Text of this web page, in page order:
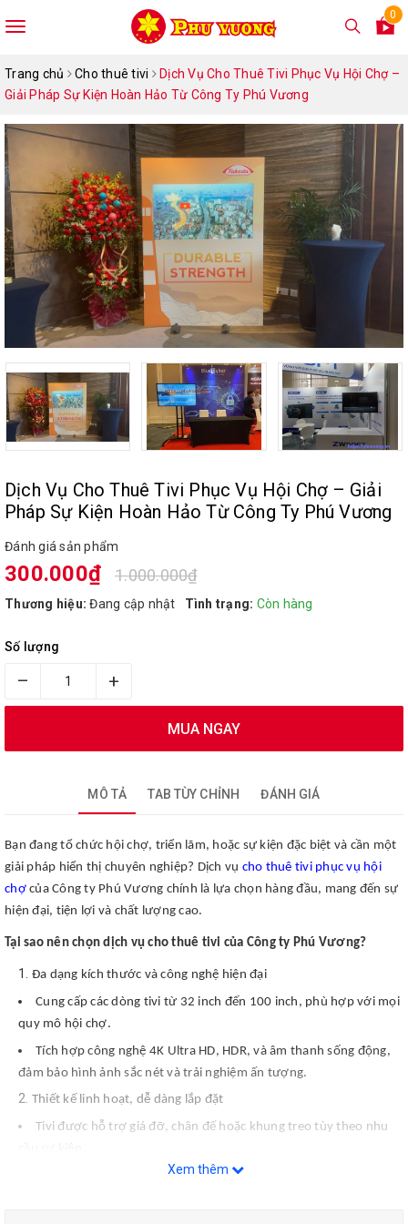
Toggle
0
Trang chủ Cho thuê tivi
Dịch Vụ Cho Thuê Tivi Phục Vụ Hội Chợ –
Giải Pháp Sự Kiện Hoàn Hảo Từ Công Ty Phú Vương
Dịch Vụ Cho Thuê Tivi Phục Vụ Hội Chợ – Giải
Pháp Sự Kiện Hoàn Hảo Từ Công Ty Phú Vương
Đánh giá sản phẩm
300.000₫ 1.000.000₫
Thương hiệu: Đang cập nhật Tình trạng: Còn hàng
Số lượng
– +
MUA NGAY
MÔ TẢ TAB TÙY CHỈNH ĐÁNH GIÁ
Bạn đang tổ chức hội chợ, triển lãm, hoặc sự kiện đặc biệt và cần một
giải pháp hiển thị chuyên nghiệp? Dịch vụ cho thuê tivi phục vụ hội
chợcủa Công ty Phú Vương chính là lựa chọn hàng đầu, mang đến sự
hiện đại, tiện lợi và chất lượng cao.
Tại sao nên chọn dịch vụ cho thuê tivi của Công ty Phú Vương?
Đa dạng kích thước và công nghệ hiện đại
Cung cấp các dòng tivi từ 32 inch đến 100 inch, phù hợp với mọi
quy mô hội chợ.
Tích hợp công nghệ 4K Ultra HD, HDR, và âm thanh sống động,
đảm bảo hình ảnh sắc nét và trải nghiệm ấn tượng.
Thiết kế linh hoạt, dễ dàng lắp đặt
Tivi được hỗ trợ giá đỡ, chân đế hoặc khung treo tùy theo nhu
Đội ngũ kỹ thuật viên chuyên nghiệp đảm bảo lắp đặt nhanh
Xem thêm